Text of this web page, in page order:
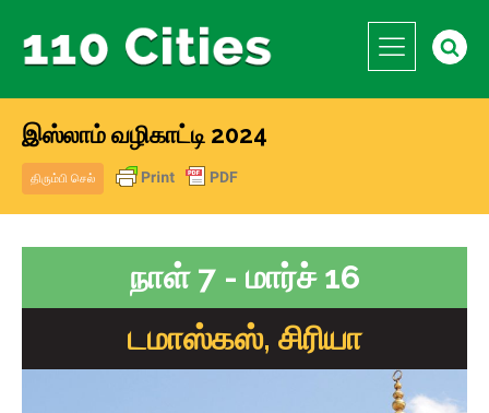
இஸ்லாம் வழிகாட்டி 2024
திரும்பி செல்
நாள் 7 - மார்ச் 16
டமாஸ்கஸ், சிரியா